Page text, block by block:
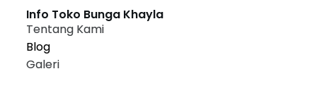
Info Toko Bunga Khayla
Tentang Kami
Blog
Galeri